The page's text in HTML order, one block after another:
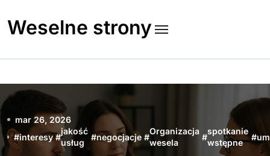
to
content
Weselne strony
mar 26, 2026
#interesy #
jakość
usług
#negocjacje #
Organizacja
wesela
#
spotkanie
wstępne
#